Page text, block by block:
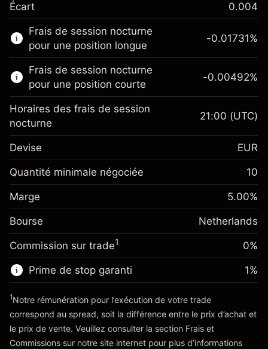
Ce marché financier est disponible pour le
trading de CFD.
En savoir plus sur :
CFD
Écart 0.004
Frais de session nocturne
pour une position longue
Marge. Votre
investissement
Ajustement des fonds de
Frais sur la valeur totale de la
position
-0.017307
%
(-€3.46)
Taille de la position avec effet de levier
Valeur nominale avec effet de levier
~€19,000.00
Vers la plateforme
-0.01731%
Frais de session nocturne
pour une position courte
Marge. Votre
€1,000.00
Ajustement des fonds de
overnight
Frais sur la valeur totale de la
position
-0.004915
%
Taille de la position avec effet de levier
Valeur nominale avec effet de levier
~ €19,000.00
-0.00492%
Horaires des frais de session
nocturne
21:00 (UTC)
Devise EUR
Quantité minimale négociée 10
Marge 5.00%
Bourse Netherlands
Commission sur trade1 0%
Prime de stop garanti
'Tarifs et Frais
1%
1Notre rémunération pour l’exécution de votre trade
correspond au spread, soit la différence entre le prix d’achat et
le prix de vente. Veuillez consulter la section Frais et
Commissions sur notre site internet pour plus d’informations